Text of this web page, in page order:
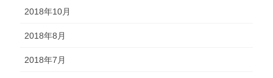
2018年10月
2018年8月
2018年7月